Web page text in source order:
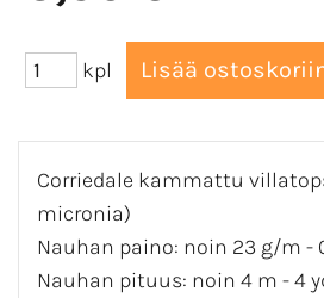
kpl
Corriedale kammattu
micronia)
Nauhan paino: noin 23 g/m -
Nauhan pituus: noin 4 m - 4